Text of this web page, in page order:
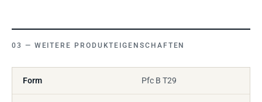
WEITERE PRODUKTEIGENSCHAFTEN
Form Pfc B T29